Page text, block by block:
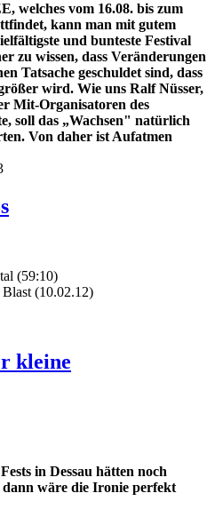
welches vom 16.08. bis zum
kann man mit gutem
und bunteste Festival
zu wissen, dass Veränderungen
Tatsache geschuldet sind, dass
wird. Wie uns Ralf Nüsser,
Mit-Organisatoren des
soll das „Wachsen" natürlich
Von daher ist Aufatmen
(59:10)
(10.02.12)
kleine
in Dessau hätten noch
dann wäre die Ironie perfekt